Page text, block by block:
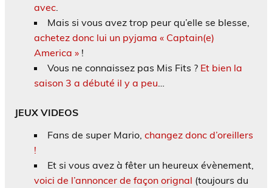
avec
Mais si vous avez trop peur qu’elle se blesse,
achetez donc lui un pyjama « Captain(e)
America » !
Vous ne connaissez pas Mis Fits ? Et bien la
saison 3 a débuté il y a peu
JEUX VIDEOS
Fans de super Mario, changez donc d’oreillers
!
Et si vous avez à fêter un heureux évènement,
voici de l’annoncer de façon orignal (toujours du